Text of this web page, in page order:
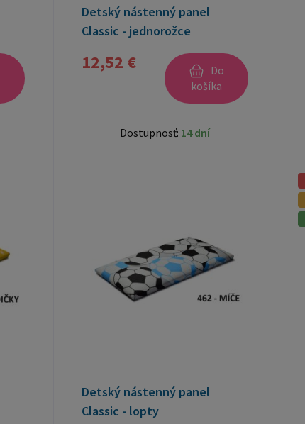
Detský nástenný panel
Classic - jednorožce
12,52 €
Do
košíka
Dostupnosť: 14 dní
Detský nástenný panel
Classic - lopty